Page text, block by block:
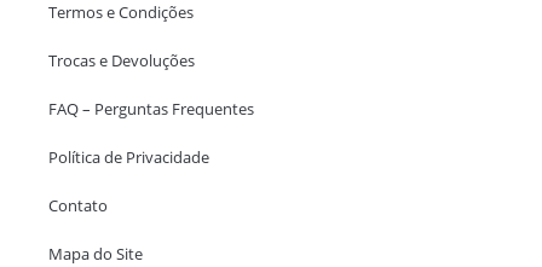
Termos e Condições
Trocas e Devoluções
FAQ – Perguntas Frequentes
Política de Privacidade
Contato
Mapa do Site